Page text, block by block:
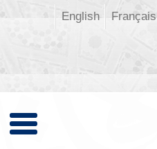
Français
English